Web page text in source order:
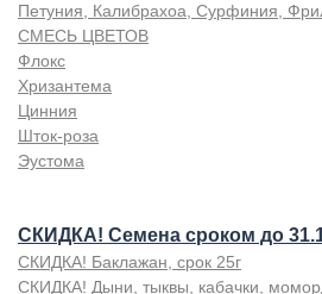
Петуния, Калибрахоа, Сурфиния,
СМЕСЬ ЦВЕТОВ
Флокс
Хризантема
Цинния
Шток-роза
Эустома
СКИДКА! Семена сроком до
СКИДКА! Баклажан, срок 25г
СКИДКА! Дыни, тыквы, кабачки,